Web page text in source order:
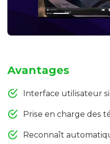
Avantages
Interface utilisateur
Prise en charge des
Reconnaît